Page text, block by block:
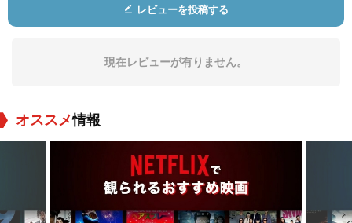
トレイシー・ゴール
Cherilyn Parsons
役：Sophie Pride
Tom Spratley
レビューを投稿する
現在レビューが有りません。
オススメ情報